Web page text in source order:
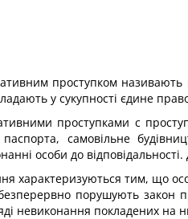
проступком
у сукупності єдине
проступками с
самовільне
особи до
характеризуються тим, що
безперервно порушують
невиконання покладених на